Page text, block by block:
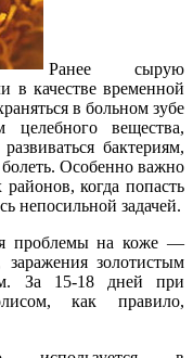
Ранее сырую
в качестве временной
в больном зубе
вещества,
бактериям,
болеть. Особенно важно
когда попасть
непосильной задачей.
проблемы на коже —
золотистым
За 15-18 дней при
как правило,